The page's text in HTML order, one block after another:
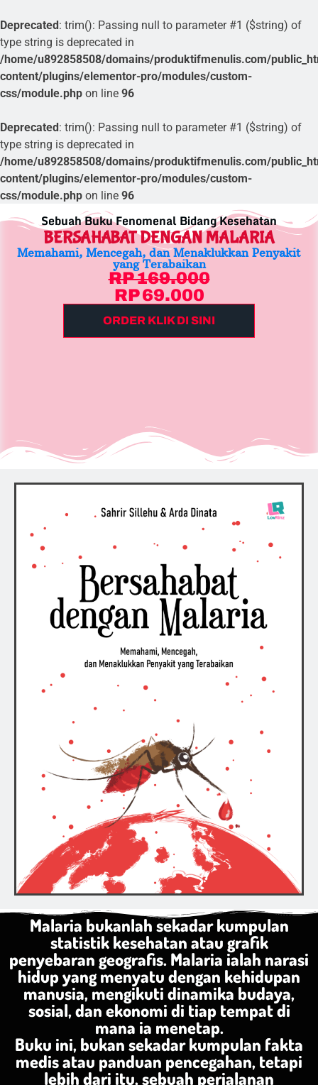
Deprecated: trim(): Passing null to parameter #1 ($string) of
type string is deprecated in
/home/u892858508/domains/produktifmenulis.com/
content/plugins/elementor-pro/modules/custom-
css/module.php on line 96
Deprecated: trim(): Passing null to parameter #1 ($string) of
type string is deprecated in
/home/u892858508/domains/produktifmenulis.com/
content/plugins/elementor-pro/modules/custom-
css/module.php on line 96
Sebuah Buku Fenomenal Bidang Kesehatan
BERSAHABAT DENGAN MALARIA
Memahami, Mencegah, dan Menaklukkan Penyakit
yang Terabaikan
RP 169.000
RP 69.000
ORDER KLIK DI SINI
Malaria bukanlah sekadar kumpulan
statistik kesehatan atau grafik
penyebaran geografis. Malaria ialah narasi
hidup yang menyatu dengan kehidupan
manusia, mengikuti dinamika budaya,
sosial, dan ekonomi di tiap tempat di
mana ia menetap.
Buku ini, bukan sekadar kumpulan fakta
medis atau panduan pencegahan, tetapi
lebih dari itu, sebuah perjalanan